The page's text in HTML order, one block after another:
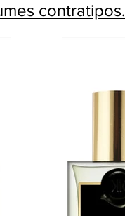
contratipos.